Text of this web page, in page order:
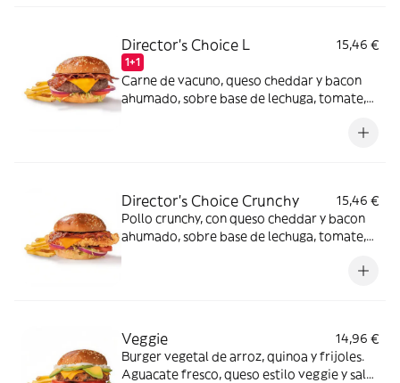
Director's Choice L
1+1
15,46 €
Carne de vacuno, queso cheddar y bacon
ahumado, sobre base de lechuga, tomate,
Director's Choice Crunchy
15,46 €
Pollo crunchy, con queso cheddar y bacon
ahumado, sobre base de lechuga, tomate,
Veggie
14,96 €
Burger vegetal de arroz, quinoa y frijoles.
Aguacate fresco, queso estilo veggie y salsa